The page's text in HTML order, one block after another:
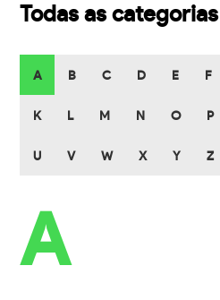
Todas as categorias
A B C D E F
K L M N O P
U V W X Y Z
A